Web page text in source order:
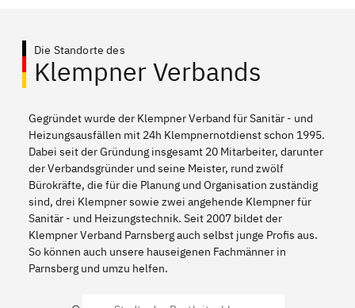
Die Standorte des
Klempner Verbands
Gegründet wurde der Klempner Verband für Sanitär - und
Heizungsausfällen mit 24h Klempnernotdienst schon 1995.
Dabei seit der Gründung insgesamt 20 Mitarbeiter, darunter
der Verbandsgründer und seine Meister, rund zwölf
Bürokräfte, die für die Planung und Organisation zuständig
sind, drei Klempner sowie zwei angehende Klempner für
Sanitär - und Heizungstechnik. Seit 2007 bildet der
Klempner Verband Parnsberg auch selbst junge Profis aus.
So können auch unsere hauseigenen Fachmänner in
Parnsberg und umzu helfen.